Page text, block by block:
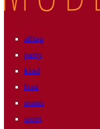
alltag
party
kind
frau
mann
sport